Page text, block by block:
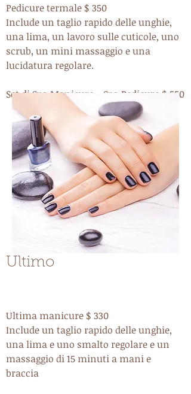
Pedicure termale $ 350
Include un taglio rapido delle unghie,
una lima, un lavoro sulle cuticole, uno
scrub, un mini massaggio e una
lucidatura regolare.
Set di Spa Manicure + Spa Pedicure $ 550
Ultimo
Ultima manicure $ 330
Include un taglio rapido delle unghie,
una lima e uno smalto regolare e un
massaggio di 15 minuti a mani e
braccia